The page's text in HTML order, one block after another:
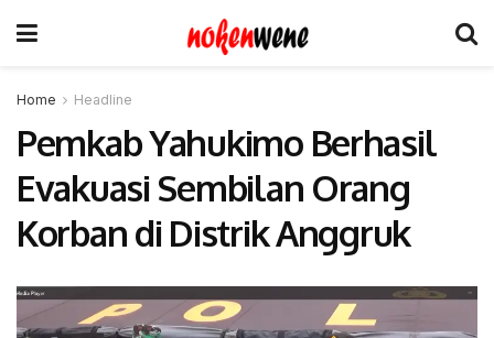
Home Headline
Pemkab Yahukimo Berhasil
Evakuasi Sembilan Orang
Korban di Distrik Anggruk